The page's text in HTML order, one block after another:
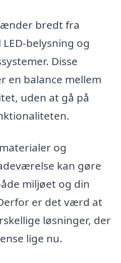
bredt fra
belysning og
Disse
en balance mellem
uden at gå på
og
kan gøre
miljøet og din
er det værd at
løsninger, der
lige nu.